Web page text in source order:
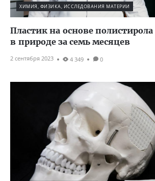
ХИМИЯ, ФИЗИКА, ИССЛЕДОВАНИЯ МАТЕРИИ
Пластик на основе полистирола
в природе за семь месяцев
2 сентября 2023 4 349 0